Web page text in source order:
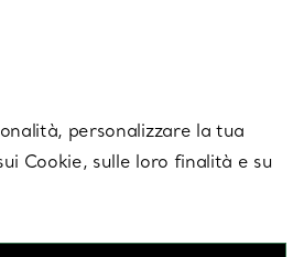
personalizzare la tua
Cookie, sulle loro finalità e su